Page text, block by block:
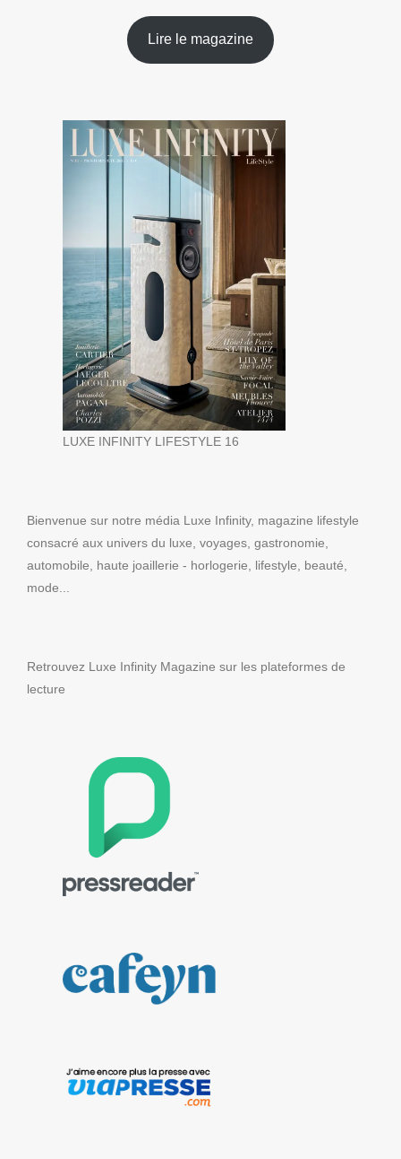
Lire le magazine
LUXE INFINITY LIFESTYLE 16
Bienvenue sur notre média Luxe Infinity, magazine lifestyle
consacré aux univers du luxe, voyages, gastronomie,
automobile, haute joaillerie - horlogerie, lifestyle, beauté,
mode...
Retrouvez Luxe Infinity Magazine sur les plateformes de
lecture